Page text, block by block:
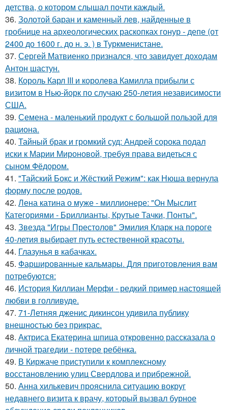
детства, о котором слышал почти каждый.
36. Золотой баран и каменный лев, найденные в
гробнице на археологических раскопках гонур - депе (от
2400 до 1600 г. до н. э. ) в Туркменистане.
37. Сергей Матвиенко признался, что завидует доходам
Антон шастун.
38. Король Карл III и королева Камилла прибыли с
визитом в Нью-йорк по случаю 250-летия независимости
США.
39. Семена - маленький продукт с большой пользой для
рациона.
40. Тайный брак и громкий суд: Андрей сорока подал
иски к Марии Мироновой, требуя права видеться с
сыном Фёдором.
41. "Тайский Бокс и Жёсткий Режим": как Нюша вернула
форму после родов.
42. Лена катина о муже - миллионере: "Он Мыслит
Категориями - Бриллианты, Крутые Тачки, Понты".
43. Звезда "Игры Престолов" Эмилия Кларк на пороге
40-летия выбирает путь естественной красоты.
44. Глазунья в кабачках.
45. Фаршированные кальмары. Для приготовления вам
потребуются:
46. История Киллиан Мерфи - редкий пример настоящей
любви в голливуде.
47. 71-Летняя дженис дикинсон удивила публику
внешностью без прикрас.
48. Актриса Екатерина шпица откровенно рассказала о
личной трагедии - потере ребёнка.
49. В Киржаче приступили к комплексному
восстановлению улиц Свердлова и прибрежной.
50. Анна хилькевич прояснила ситуацию вокруг
недавнего визита к врачу, который вызвал бурное